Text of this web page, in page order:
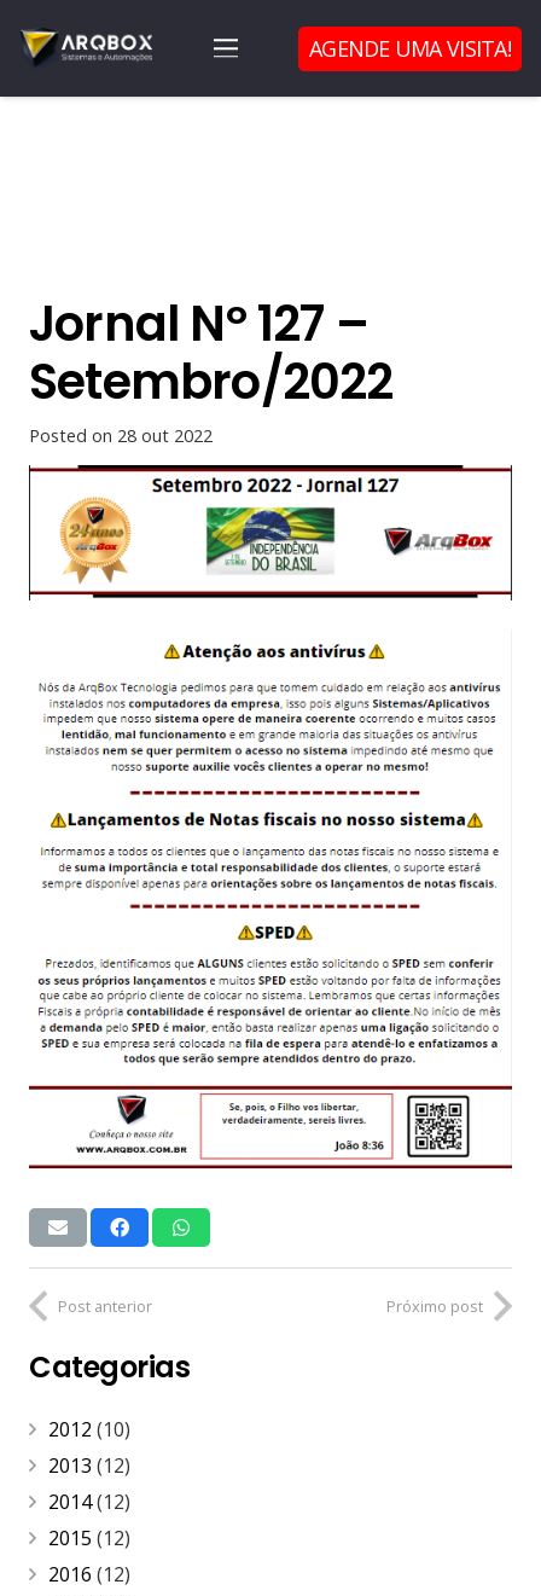
AGENDE UMA VISITA!
Jornal Nº 127 –
Setembro/2022
Posted on 28 out 2022
Post anterior Próximo post
Categorias
2012 (10)
2013 (12)
2014(12)
2015 (12)
2016 (12)